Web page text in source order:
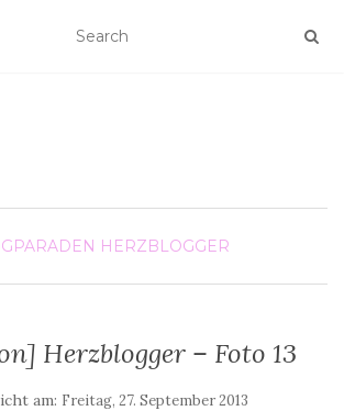
HERZBLOGGER
Herzblogger – Foto 13
am: Freitag, 27. September 2013